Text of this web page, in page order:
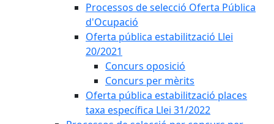
Processos de selecció Oferta Pública
d'Ocupació
Oferta pública estabilització Llei
20/2021
Concurs oposició
Concurs per mèrits
Oferta pública estabilització places
taxa específica Llei 31/2022